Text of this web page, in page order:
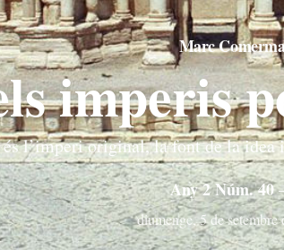
Marc
imperis
és l’imperi original, la font de la
Any 2 Núm. 40
diumenge, 5 de setembre